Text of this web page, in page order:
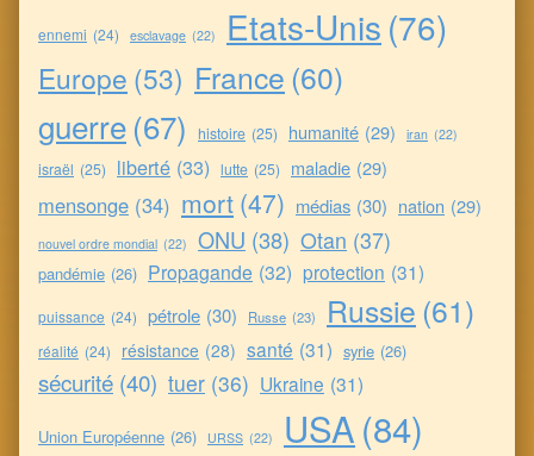
ennemi (24) esclavage (22) Etats-Unis (76)
Europe (53) France (60)
guerre(67) histoire (25) humanité (29) iran (22)
israël (25) liberté (33) lutte (25) maladie (29)
mensonge (34) mort (47) médias (30) nation (29)
nouvel ordre mondial (22) ONU (38) Otan (37)
pandémie (26) Propagande (32) protection (31)
puissance (24) pétrole (30) Russe (23) Russie (61)
réalité (24) résistance (28) santé (31) syrie (26)
sécurité (40) tuer (36) Ukraine (31)
Union Européenne (26) URSS (22) USA(84)